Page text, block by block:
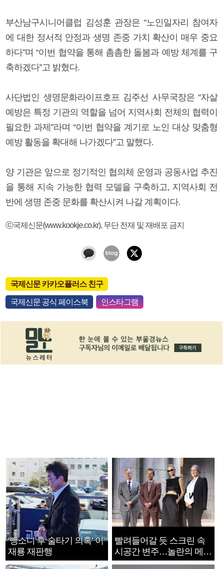
부산남구시니어클럽 김성훈 관장은 “노인일자리 참여자
에 대한 정서적 안정과 생명 존중 가치 확산이 매우 중요
하다”며 “이번 협약을 통해 촘촘한 돌봄과 예방 체계를 구
축하겠다”고 밝혔다.
사단법인 생명문화라이프호프 김주선 사무국장은 “자살
예방은 특정 기관의 역할을 넘어 지역사회 전체의 협력이
필요한 과제”라며 “이번 협약을 계기로 노인 대상 맞춤형
예방 활동을 확대해 나가겠다”고 말했다.
양 기관은 앞으로 정기적인 협의체 운영과 공동사업 추진
을 통해 지속 가능한 협력 모델을 구축하고, 지역사회 전
반에 생명 존중 문화를 확산시켜 나갈 계획이다.
ⓒ국제신문(www.kookje.co.kr), 무단 전재 및 재배포 금지
국제신문 카카오플러스 친구
국제신문 공식 페이스북 인스타그램
‘뺑소니 후 술타기 의혹’ 이
재룡 재판행
빨려들어갈 듯 스크린 속
시공간 변주…놀란의 메시
지는 ‘전쟁 속죄’